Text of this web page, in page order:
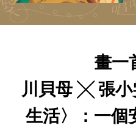
畫一
川貝母 ╳ 張小
生活〉：一個